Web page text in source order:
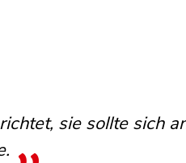
sie sollte sich
die Online-
Rückmeldungen
begonnen
zur
sich zur
Jährigen